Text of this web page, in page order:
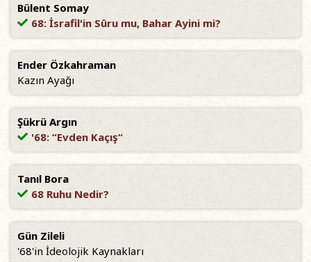
Bülent Somay
68: İsrafil'in Sûru mu, Bahar Ayini mi?
Ender Özkahraman
Kazın Ayağı
Şükrü Argın
'68: “Evden Kaçış“
Tanıl Bora
68 Ruhu Nedir?
Gün Zileli
'68'in İdeolojik Kaynakları